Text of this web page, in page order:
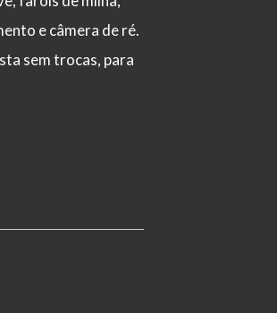
e câmera de ré.
sem trocas, para